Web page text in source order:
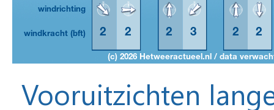
Vooruitzichten